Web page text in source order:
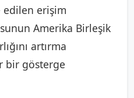
edilen erişim
Amerika Birleşik
artırma
bir gösterge